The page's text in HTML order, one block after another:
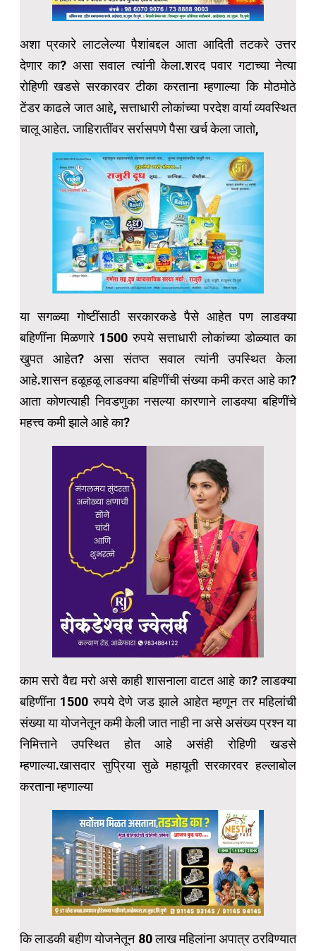
अशा प्रकारे लाटलेल्या पैशांबद्दल आता आदिती तटकरे उत्तर
देणार का? असा सवाल त्यांनी केला.शरद पवार गटाच्या नेत्या
रोहिणी खडसे सरकारवर टीका करताना म्हणाल्या कि मोठमोठे
टेंडर काढले जात आहे, सत्ताधारी लोकांच्या परदेश वार्या व्यवस्थित
चालू आहेत. जाहिरातींवर सर्रासपणे पैसा खर्च केला जातो,
या सगळ्या गोष्टींसाठी सरकारकडे पैसे आहेत पण लाडक्या
बहिणींना मिळणारे 1500 रुपये सत्ताधारी लोकांच्या डोळ्यात का
खुपत आहेत? असा संतप्त सवाल त्यांनी उपस्थित केला
आहे.शासन हळूहळू लाडक्या बहिणींची संख्या कमी करत आहे का?
आता कोणत्याही निवडणुका नसल्या कारणाने लाडक्या बहिणींचे
महत्त्व कमी झाले आहे का?
काम सरो वैद्य मरो असे काही शासनाला वाटत आहे का? लाडक्या
बहिणींना 1500 रुपये देणे जड झाले आहेत म्हणून तर महिलांची
संख्या या योजनेतून कमी केली जात नाही ना असे असंख्य प्रश्न या
निमित्ताने उपस्थित होत आहे असंही रोहिणी खडसे
म्हणाल्या.खासदार सुप्रिया सुळे महायूती सरकारवर हल्लाबोल
करताना म्हणाल्या
कि लाडकी बहीण योजनेतून 80 लाख महिलांना अपात्र ठरविण्यात